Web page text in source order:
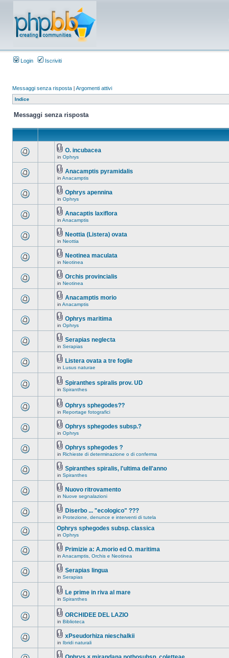
Login Iscriviti
Messaggi senza risposta | Argomenti attivi
Indice
Messaggi senza risposta
O. incubacea
in Ophrys
Anacamptis pyramidalis
in Anacamptis
Ophrys apennina
in Ophrys
Anacaptis laxiflora
in Anacamptis
Neottia (Listera) ovata
in Neottia
Neotinea maculata
in Neotinea
Orchis provincialis
in Neotinea
Anacamptis morio
in Anacamptis
Ophrys maritima
in Ophrys
Serapias neglecta
in Serapias
Listera ovata a tre foglie
in Lusus naturae
Spiranthes spiralis prov. UD
in Spiranthes
Ophrys sphegodes??
in Reportage fotografici
Ophrys sphegodes subsp.?
in Ophrys
Ophrys sphegodes ?
in Richieste di determinazione o di conferma
Spiranthes spiralis, l'ultima dell'anno
in Spiranthes
Nuovo ritrovamento
in Nuove segnalazioni
Diserbo ... "ecologico" ???
in Protezione, denunce e interventi di tutela
Ophrys sphegodes subsp. classica
in Ophrys
Primizie a: A.morio ed O. maritima
in Anacamptis, Orchis e Neotinea
Serapias lingua
in Serapias
Le prime in riva al mare
in Spiranthes
ORCHIDEE DEL LAZIO
in Biblioteca
xPseudorhiza nieschalkii
in Ibridi naturali